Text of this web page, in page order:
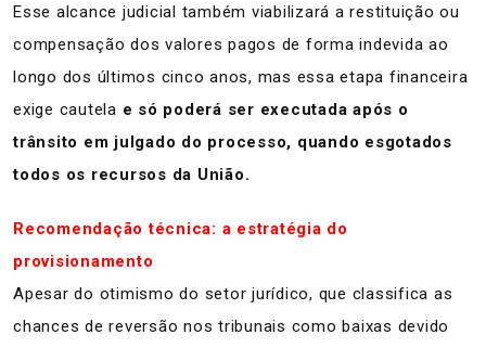
Esse alcance judicial também viabilizará a restituição ou
compensação dos valores pagos de forma indevida ao
longo dos últimos cinco anos, mas essa etapa financeira
exige cautela e só poderá ser executada após o
trânsito em julgado do processo, quando esgotados
todos os recursos da União.
Recomendação técnica: a estratégia do
provisionamento
​Apesar do otimismo do setor jurídico, que classifica as
chances de reversão nos tribunais como baixas devido